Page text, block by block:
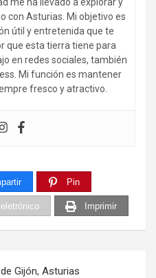
con Asturias. Mi objetivo es
útil y entretenida que te
que esta tierra tiene para
en redes sociales, también
Mi función es mantener
fresco y atractivo.
Pin
Imprimir
Gijón, Asturias